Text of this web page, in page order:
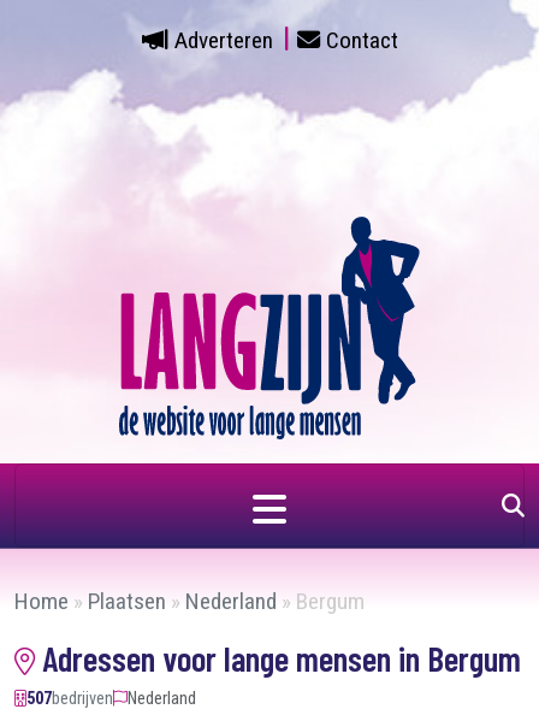
Adverteren Contact
Home » Plaatsen » Nederland » Bergum
Adressen voor lange mensen in Bergum
507bedrijven Nederland